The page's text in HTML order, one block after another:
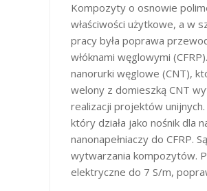
Kompozyty o osnowie
właściwości użytkowe, a w
pracy była poprawa
włóknami węglowymi
nanorurki węglowe (CNT),
welony z domieszką CNT
realizacji projektów
który działa jako nośnik dla
nanonapełniaczy do CFRP.
wytwarzania kompozytów.
elektryczne do 7 S/m,